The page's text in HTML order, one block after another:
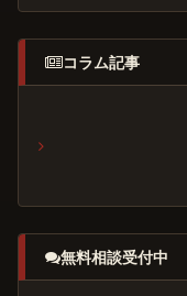
コラム記事
無料相談受付中